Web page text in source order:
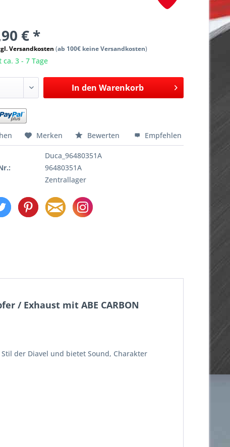
€ *
Versandkosten (ab 100€ keine Versandkosten)
ca. 3 - 7 Tage
In den Warenkorb
Merken Bewerten Empfehlen
Duca_96480351A
96480351A
Zentrallager
/ Exhaust mit ABE CARBON
der Diavel und bietet Sound, Charakter